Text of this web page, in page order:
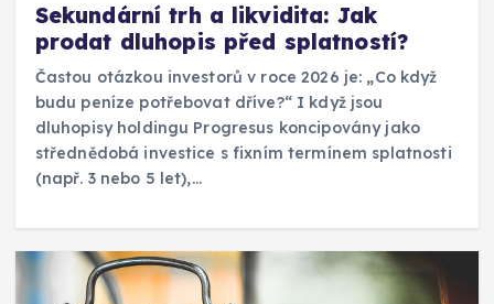
Sekundární trh a likvidita: Jak
prodat dluhopis před splatností?
Častou otázkou investorů v roce 2026 je: „Co když
budu peníze potřebovat dříve?“ I když jsou
dluhopisy holdingu Progresus koncipovány jako
střednědobá investice s fixním termínem splatnosti
(např. 3 nebo 5 let),…